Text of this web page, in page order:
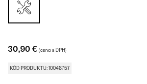
30,90 € (cena s DPH)
KÓD PRODUKTU: 10048757